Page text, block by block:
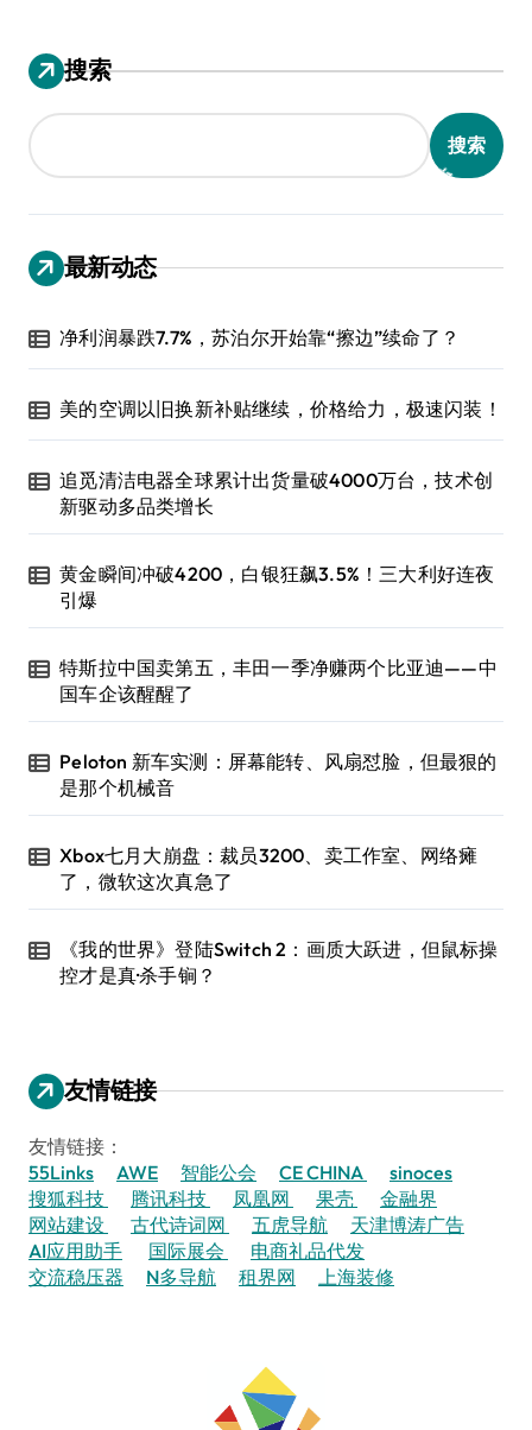
搜索
搜索
最新动态
净利润暴跌7.7%，苏泊尔开始靠“擦边”续命了？
美的空调以旧换新补贴继续，价格给力，极速闪装！
追觅清洁电器全球累计出货量破4000万台，技术创
新驱动多品类增长
黄金瞬间冲破4200，白银狂飙3.5%！三大利好连夜
引爆
特斯拉中国卖第五，丰田一季净赚两个比亚迪——中
国车企该醒醒了
Peloton 新车实测：屏幕能转、风扇怼脸，但最狠的
是那个机械音
Xbox七月大崩盘：裁员3200、卖工作室、网络瘫
了，微软这次真急了
《我的世界》登陆Switch 2：画质大跃进，但鼠标操
控才是真·杀手锏？
友情链接
友情链接：
55Links
AWE 智能公会 CE CHINA
sinoces
搜狐科技
腾讯科技 凤凰网 果壳
金融界
网站建设
古代诗词网 五虎导航
天津博涛广告
AI应用助手
国际展会
电商礼品代发
交流稳压器
N多导航 租界网 上海装修